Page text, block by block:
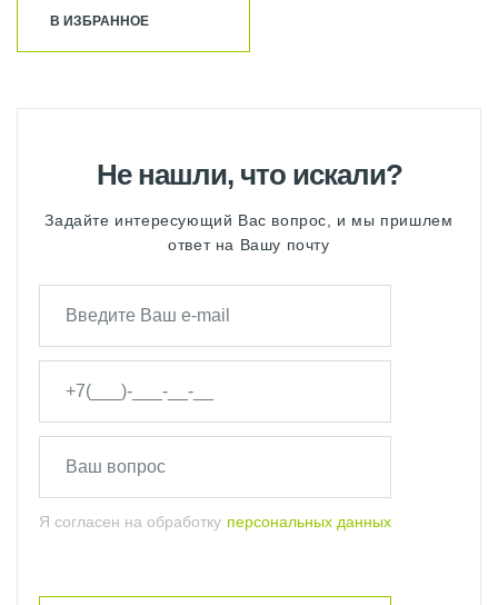
В ИЗБРАННОЕ
Не нашли, что искали?
Задайте интересующий Вас вопрос, и мы пришлем
ответ на Вашу почту
Я согласен на обработку персональных данных